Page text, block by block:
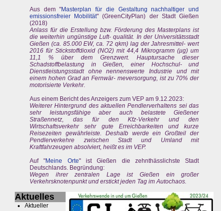
Aus dem "Masterplan für die Gestaltung nachhaltiger und
emissionsfreier Mobilität" (GreenCityPlan) der Stadt Gießen
(2018)
Anlass für die Erstellung bzw. Förderung des Masterplans ist
die weiterhin ungünstige Luft- qualität. In der Universitätsstadt
Gießen (ca. 85.000 EW, ca. 72 qkm) lag der Jahresmittel- wert
2016 für Stickstoffdioxid (NO2) mit 44,4 Mikrogramm (µg) um
11,1 % über dem Grenzwert. Hauptursache dieser
Schadstoffbelastung in Gießen, einer Hochschul- und
Dienstleistungsstadt ohne nennenswerte Industrie und mit
einem hohen Grad an Fernwär- meversorgung, ist zu 70% der
motorisierte Verkehr.
Aus einem Bericht des Anzeigers zum VEP am 9.12.2023:
Weiterer Hintergrund des aktuellen Pendlerverhaltens sei das
sehr leistungsfähige aber auch belastete Gießener
Straßennetz, das für den Kfz-Verkehr und den
Wirtschaftsverkehr sehr gute Erreichbarkeiten und kurze
Reisezeiten gewährleiste. Deshalb werde ein Großteil der
Pendlerverkehre zwischen Stadt und Umland mit
Kraftfahrzeugen absolviert, heißt es im VEP.
Auf "Meine Orte" ist Gießen die zehnthässlichste Stadt
Deutschlands. Begründung:
Wegen ihrer zentralen Lage ist Gießen ein großer
Verkehrsknotenpunkt und erstickt jeden Tag im Autochaos.
Aktuelles
Aktueller